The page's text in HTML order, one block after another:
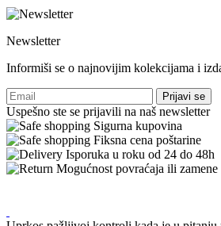
Newsletter
Informiši se o najnovijim kolekcijama i
Prijavi se
Uspešno ste se prijavili na naš newsletter
Sigurna kupovina
Fiksna cena poštarine
Isporuka u roku od 24 do 48h
Mogućnost povraćaja ili zamene